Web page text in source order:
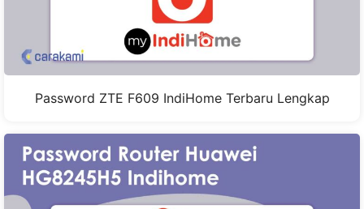
Password ZTE F609 IndiHome Terbaru Lengkap